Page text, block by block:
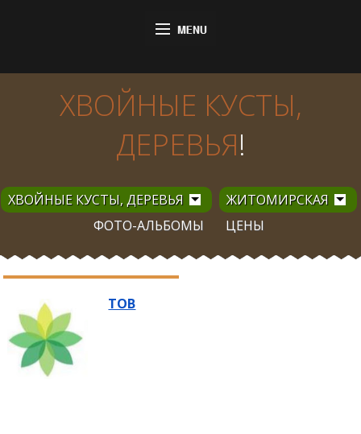
ХВОЙНЫЕ КУСТЫ,
ДЕРЕВЬЯ!
ХВОЙНЫЕ КУСТЫ, ДЕРЕВЬЯ
ЖИТОМИРСКАЯ
ФОТО-АЛЬБОМЫ
ЦЕНЫ
ТОВ